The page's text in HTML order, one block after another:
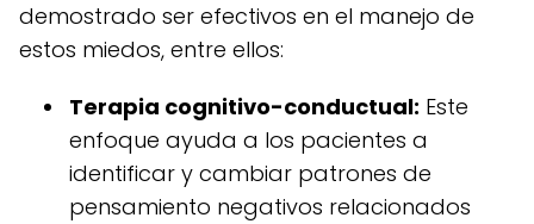
demostrado ser efectivos en el manejo de
estos miedos, entre ellos:
Terapia cognitivo-conductual: Este
enfoque ayuda a los pacientes a
identificar y cambiar patrones de
pensamiento negativos relacionados